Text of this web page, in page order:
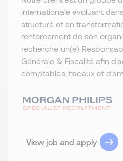
internationale évoluant
structuré et en
renforcement de son
recherche un(e)
Générale & Fiscalité afin
comptables, fiscaux et
View job and apply